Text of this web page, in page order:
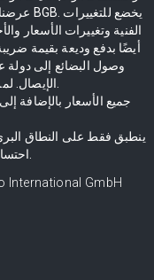
الفنية وتغييرات الأسعار
وصول البضائع إلى دولة
International GmbH